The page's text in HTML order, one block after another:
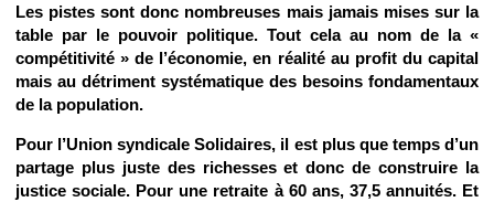
Les pistes sont donc nombreuses mais jamais mises sur la
table par le pouvoir politique. Tout cela au nom de la «
compétitivité » de l’économie, en réalité au profit du capital
mais au détriment systématique des besoins fondamentaux
de la population.
Pour l’Union syndicale Solidaires, il est plus que temps d’un
partage plus juste des richesses et donc de construire la
justice sociale. Pour une retraite à 60 ans, 37,5 annuités. Et